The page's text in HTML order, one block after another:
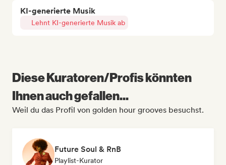
KI-generierte Musik
Lehnt KI-generierte Musik ab
Diese Kuratoren/Profis könnten
Ihnen auch gefallen...
Weil du das Profil von golden hour grooves besuchst.
Future Soul & RnB
Playlist-Kurator